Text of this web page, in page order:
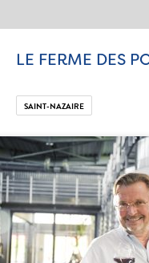
LE FERME DES
SAINT-NAZAIRE